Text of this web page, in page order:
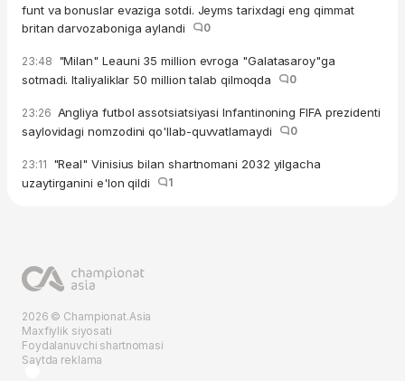
funt va bonuslar evaziga sotdi. Jeyms tarixdagi eng qimmat
britan darvozaboniga aylandi
0
23:48 "Milan" Leauni 35 million evroga "Galatasaroy"ga
sotmadi. Italiyaliklar 50 million talab qilmoqda
0
23:26 Angliya futbol assotsiatsiyasi Infantinoning FIFA prezidenti
saylovidagi nomzodini qo'llab-quvvatlamaydi
0
23:11 "Real" Vinisius bilan shartnomani 2032 yilgacha
uzaytirganini e'lon qildi
1
2026 © Championat.Asia
Maxfiylik siyosati
Foydalanuvchi shartnomasi
Saytda reklama